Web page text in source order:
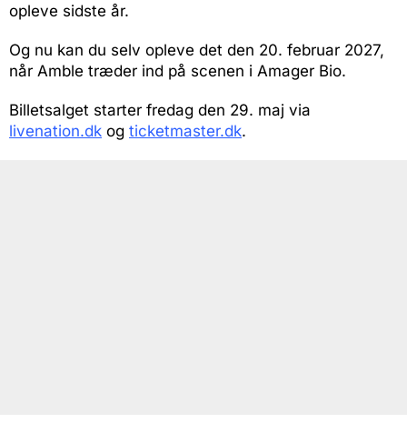
opleve sidste år.
Og nu kan du selv opleve det den 20. februar 2027,
når Amble træder ind på scenen i Amager Bio.
Billetsalget starter fredag den 29. maj via
livenation.dk og ticketmaster.dk.